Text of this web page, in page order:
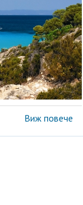
Виж повече